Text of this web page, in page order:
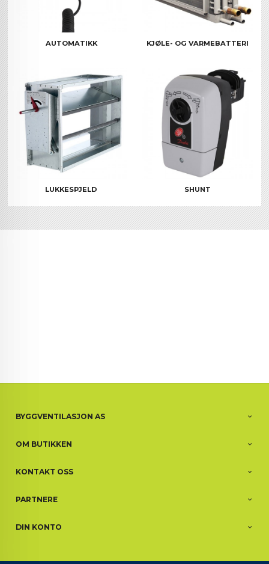
AUTOMATIKK KJØLE- OG VARMEBATTERI
LUKKESPJELD SHUNT
BYGGVENTILASJON AS
OM BUTIKKEN
KONTAKT OSS
PARTNERE
DIN KONTO